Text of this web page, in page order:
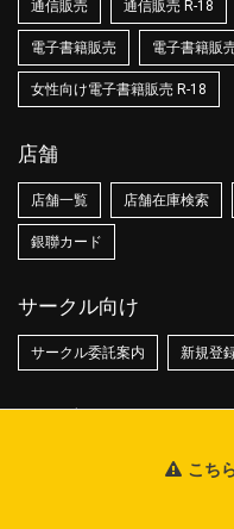
こち
通信販売 通信販売 R-18
電子書籍販売 電子書籍販
女性向け電子書籍販売 R-18
店舗
店舗一覧 店舗在庫検索
銀聯カード
サークル向け
サークル委託案内 新規登
サービス
ファ